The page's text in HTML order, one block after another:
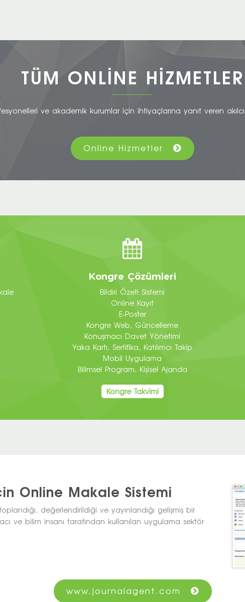
TÜM ONLİNE HİZMETLER
ve akademik kurumlar için ihtiyaçlarına yanıt veren
Online Hizmetler
Kongre Çözümleri
Bildiri Özeti Sistemi
Online Kayıt
E-Poster
Kongre Web, Güncelleme
Konuşmacı Davet Yönetimi
Yaka Kartı, Sertifika, Katılımcı Takip
Mobil Uygulama
Bilimsel Program, Kişisel Ajanda
Kongre Takvimi
Online Makale Sistemi
değerlendirildiği ve yayınlandığı gelişmiş bir
ve bilim insanı tarafından kullanılan uygulama sektör
www.journalagent.com